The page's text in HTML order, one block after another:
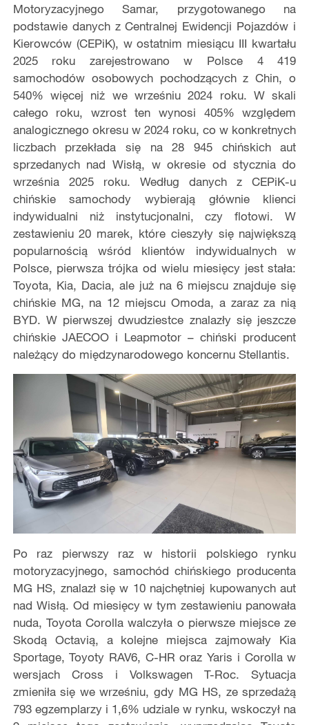
Motoryzacyjnego Samar, przygotowanego na
podstawie danych z Centralnej Ewidencji Pojazdów i
Kierowców (CEPiK), w ostatnim miesiącu III kwartału
2025 roku zarejestrowano w Polsce 4 419
samochodów osobowych pochodzących z Chin, o
540% więcej niż we wrześniu 2024 roku. W skali
całego roku, wzrost ten wynosi 405% względem
analogicznego okresu w 2024 roku, co w konkretnych
liczbach przekłada się na 28 945 chińskich aut
sprzedanych nad Wisłą, w okresie od stycznia do
września 2025 roku. Według danych z CEPiK-u
chińskie samochody wybierają głównie klienci
indywidualni niż instytucjonalni, czy flotowi. W
zestawieniu 20 marek, które cieszyły się największą
popularnością wśród klientów indywidualnych w
Polsce, pierwsza trójka od wielu miesięcy jest stała:
Toyota, Kia, Dacia, ale już na 6 miejscu znajduje się
chińskie MG, na 12 miejscu Omoda, a zaraz za nią
BYD. W pierwszej dwudziestce znalazły się jeszcze
chińskie JAECOO i Leapmotor – chiński producent
należący do międzynarodowego koncernu Stellantis.
Po raz pierwszy raz w historii polskiego rynku
motoryzacyjnego, samochód chińskiego producenta
MG HS, znalazł się w 10 najchętniej kupowanych aut
nad Wisłą. Od miesięcy w tym zestawieniu panowała
nuda, Toyota Corolla walczyła o pierwsze miejsce ze
Skodą Octavią, a kolejne miejsca zajmowały Kia
Sportage, Toyoty RAV6, C-HR oraz Yaris i Corolla w
wersjach Cross i Volkswagen T-Roc. Sytuacja
zmieniła się we wrześniu, gdy MG HS, ze sprzedażą
793 egzemplarzy i 1,6% udziale w rynku, wskoczył na